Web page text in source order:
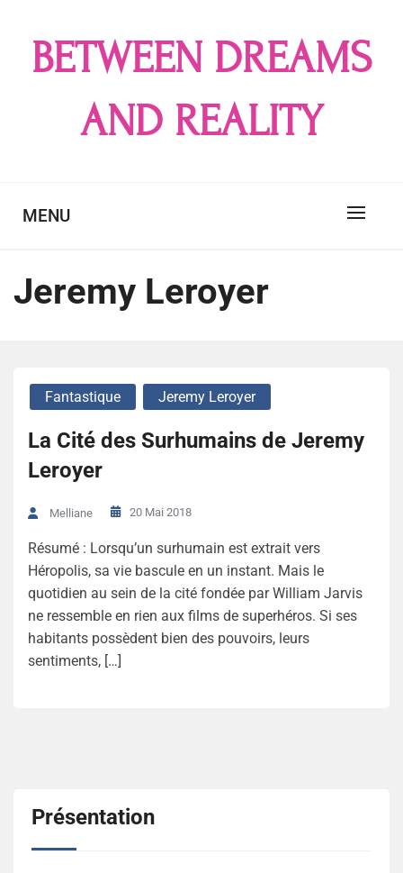
contentBETWEEN DREAMS
AND REALITY
MENU
Jeremy Leroyer
Fantastique Jeremy Leroyer
La Cité des Surhumains de Jeremy
Leroyer
Melliane 20 Mai 2018
Résumé : Lorsqu’un surhumain est extrait vers
Héropolis, sa vie bascule en un instant. Mais le
quotidien au sein de la cité fondée par William Jarvis
ne ressemble en rien aux films de superhéros. Si ses
habitants possèdent bien des pouvoirs, leurs
sentiments, […]
Présentation